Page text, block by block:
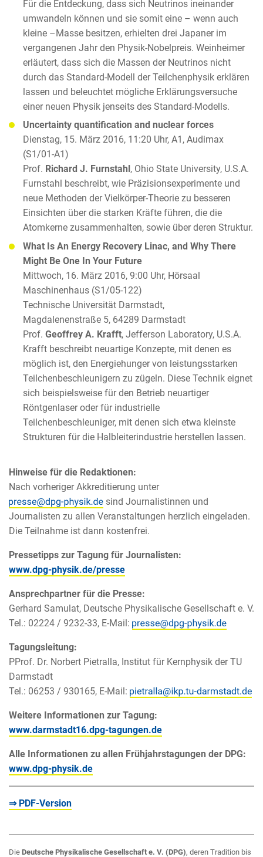
Für die Entdeckung, dass sich Neutrinos ineinander
umwandeln können und sie somit eine – wenn auch
kleine –Masse besitzen, erhielten drei Japaner im
vergangenen Jahr den Physik-Nobelpreis. Weinheimer
erläutert, dass sich die Massen der Neutrinos nicht
durch das Standard-Modell der Teilchenphysik erklären
lassen und beleuchtet mögliche Erklärungsversuche
einer neuen Physik jenseits des Standard-Modells.
Uncertainty quantification and nuclear forces
Dienstag, 15. März 2016, 11:20 Uhr, A1, Audimax
(S1/01-A1)
Prof. Richard J. Furnstahl , Ohio State University, U.S.A.
Furnstahl beschreibt, wie Präzisionsexperimente und
neue Methoden der Vielkörper-Theorie zu besseren
Einsichten über die starken Kräfte führen, die die
Atomkerne zusammenhalten, sowie über deren Struktur.
What Is An Energy Recovery Linac, and Why There
Might Be One In Your Future
Mittwoch, 16. März 2016, 9:00 Uhr, Hörsaal
Maschinenhaus (S1/05-122)
Technische Universität Darmstadt,
Magdalenenstraße 5, 64289 Darmstadt
Prof. Geoffrey A. Krafft, Jefferson Laboratory, U.S.A.
Krafft beschreibt neuartige Konzepte, mit denen es
möglich ist, den Energiehunger von leistungsstarken
Teilchenbeschleunigern zu zügeln. Diese Technik eignet
sich beispielsweise für den Betrieb neuartiger
Röntgenlaser oder für industrielle
Teilchenbeschleuniger, mit denen sich etwa kleinste
Strukturen für die Halbleiterindustrie herstellen lassen.
Hinweise für die Redaktionen:
Nach vorheriger Akkreditierung unter
sind Journalistinnen und
Journalisten zu allen Veranstaltungen herzlich eingeladen.
Die Teilnahme ist dann kostenfrei.
Pressetipps zur Tagung für Journalisten:
www.dpg-physik.de/presse
Ansprechpartner für die Presse:
Gerhard Samulat, Deutsche Physikalische Gesellschaft e. V.
Tel.: 02224 / 9232-33, E-Mail:
Tagungsleitung:
PProf. Dr. Norbert Pietralla, Institut für Kernphysik der TU
Darmstadt
Tel.: 06253 / 930165, E-Mail:
Weitere Informationen zur Tagung:
www.darmstadt16.dpg-tagungen.de
Alle Informationen zu allen Frühjahrstagungen der DPG:
www.dpg-physik.de
⇒ PDF-Version
Die Deutsche Physikalische Gesellschaft e. V. (DPG), deren Tradition bis